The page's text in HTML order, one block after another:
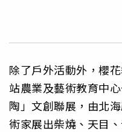
除了戶外活動外，櫻
站農業及藝術教育中
陶」文創聯展，由北
術家展出柴燒、天目